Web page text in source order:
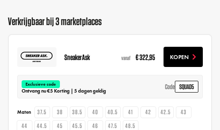
Verkrijgbaar bij 3 marketplaces
SneakerAsk vanaf € 322,95 KOPEN
Exclusieve code
Ontvang nu €5 Korting | 5 dagen geldig
Code SQUAD5
Maten 37.5 38 38.5 40 40.5 41 42 42.5
43
44
44.5 45 45.5 46 47.5 48.5